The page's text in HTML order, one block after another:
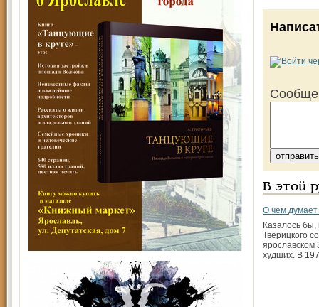
В этой
О чем думает
Казалось
Тверицкого
ярославском
худших. В